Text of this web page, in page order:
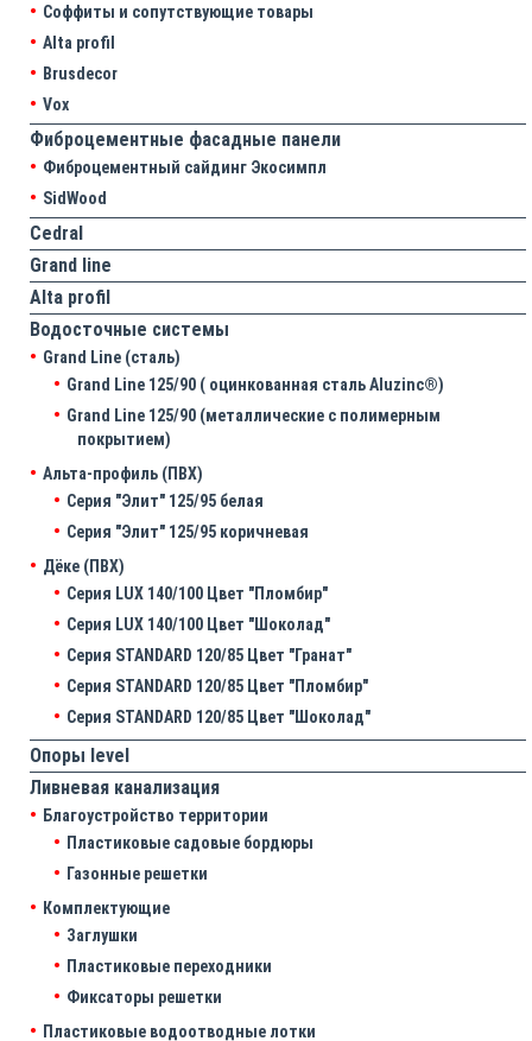
Соффиты и сопутствующие товары
Alta profil
Brusdecor
Vox
Фиброцементные фасадные панели
Фиброцементный сайдинг Экосимпл
SidWood
Cedral
Grand line
Аlta profil
Водосточные системы
Grand Line (сталь)
Grand Line 125/90 ( оцинкованная сталь Aluzinc®)
Grand Line 125/90 (металлические с полимерным
покрытием)
Альта-профиль (ПВХ)
Серия "Элит" 125/95 белая
Серия "Элит" 125/95 коричневая
Дёке (ПВХ)
Серия LUX 140/100 Цвет "Пломбир"
Серия LUX 140/100 Цвет "Шоколад"
Серия STANDARD 120/85 Цвет "Гранат"
Серия STANDARD 120/85 Цвет "Пломбир"
Серия STANDARD 120/85 Цвет "Шоколад"
Опоры level
Ливневая канализация
Благоустройство территории
Пластиковые садовые бордюры
Газонные решетки
Комплектующие
Заглушки
Пластиковые переходники
Фиксаторы решетки
Пластиковые водоотводные лотки